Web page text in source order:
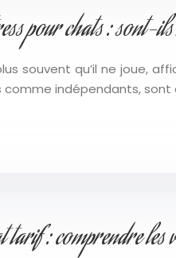
pour chats : sont-
souvent qu’il ne joue,
indépendants,
tarif : comprendre